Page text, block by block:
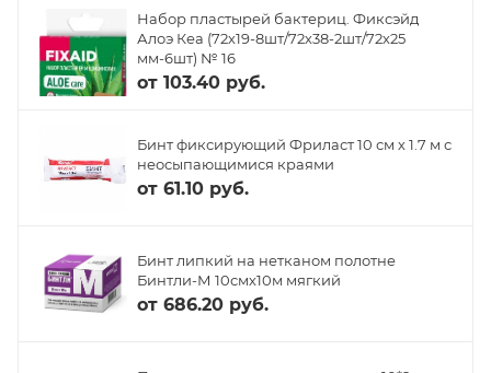
Набор пластырей бактериц. Фиксэйд
Алоэ Кеа (72х19-8шт/72х38-2шт/72х25
мм-6шт) № 16
от 103.40 руб.
Бинт фиксирующий Фриласт 10 см х 1.7 м с
неосыпающимися краями
от 61.10 руб.
Бинт липкий на нетканом полотне
Бинтли-М 10смх10м мягкий
от 686.20 руб.